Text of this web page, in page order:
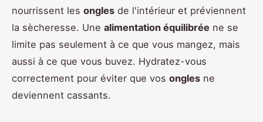
nourrissent les ongles de l'intérieur et préviennent
la sècheresse. Une alimentation équilibrée ne se
limite pas seulement à ce que vous mangez, mais
aussi à ce que vous buvez. Hydratez-vous
correctement pour éviter que vos ongles ne
deviennent cassants.